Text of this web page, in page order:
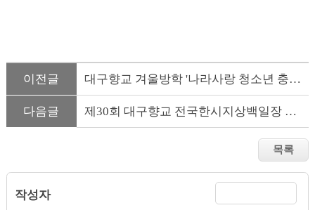
이전글 대구향교 겨울방학 '나라사랑 청소년 충효교실' 참가 모집 변경 ...
다음글 제30회 대구향교 전국한시지상백일장 개최안내
작성자